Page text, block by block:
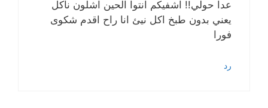
عدا حولي!! اشفيكم انتوا الحين اشلون ناكل
يعني بدون طبخ اكل نيئ انا راح اقدم شكوى
فورا
رد